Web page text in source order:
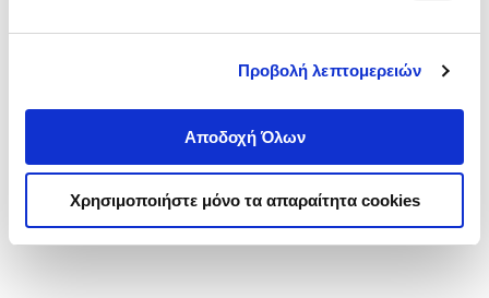
Προβολή λεπτομερειών
Αποδοχή Όλων
Χρησιμοποιήστε μόνο τα απαραίτητα cookies